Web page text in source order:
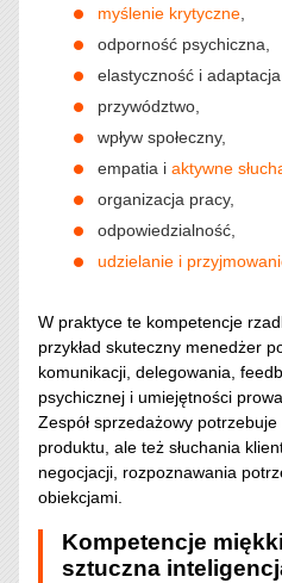
myślenie krytyczne,
odporność psychiczna,
elastyczność i
przywództwo,
wpływ społeczny,
empatia i aktywne
organizacja pracy,
odpowiedzialność,
udzielanie i
W praktyce te kompetencje
przykład skuteczny menedżer
komunikacji, delegowania,
psychicznej i umiejętności
Zespół sprzedażowy
produktu, ale też słuchania
negocjacji, rozpoznawania
obiekcjami.
Kompetencje
sztuczna